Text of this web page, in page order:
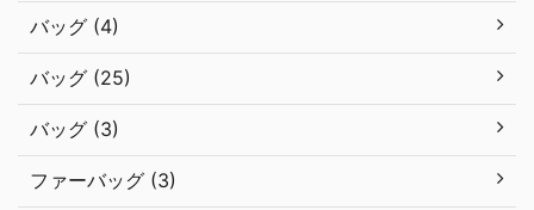
バッグ (4)
バッグ (25)
バッグ (3)
ファーバッグ (3)